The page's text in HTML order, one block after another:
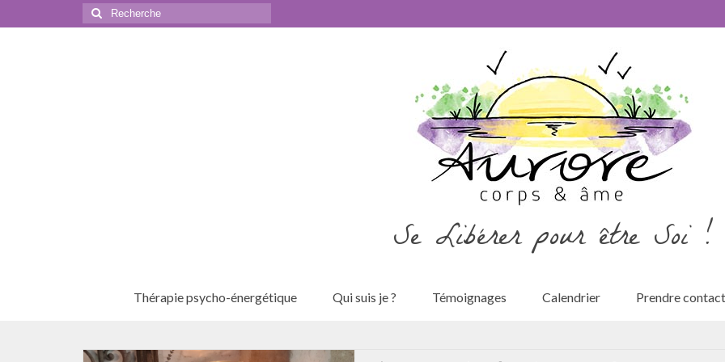
Rechercher
:
Se Libérer pour être Soi !
Thérapie psycho-énergétique Qui suis je ? Témoignages Calendrier Prendre contact